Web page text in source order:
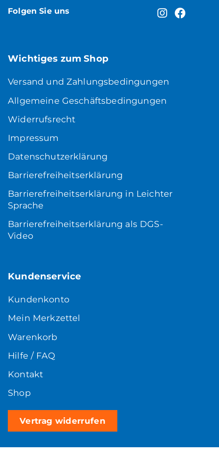
Folgen Sie uns
Wichtiges zum Shop
Versand und Zahlungsbedingungen
Allgemeine Geschäftsbedingungen
Widerrufsrecht
Impressum
Datenschutzerklärung
Barrierefreiheitserklärung
Barrierefreiheitserklärung in Leichter
Sprache
Barrierefreiheitserklärung als DGS-
Video
Kundenservice
Kundenkonto
Mein Merkzettel
Warenkorb
Hilfe / FAQ
Kontakt
Shop
Vertrag widerrufen